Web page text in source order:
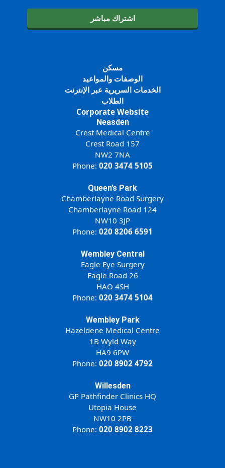
اشتراك مباشر
مسكن
الوصفات والمواعيد
الخدمات السريرية عبر الإنترنت
الطلاب
Corporate Website
Neasden
Crest Medical Centre
157 Crest Road
NW2 7NA
Phone: 020 3474 5105
Queen’s Park
Chamberlayne Road Surgery
124 Chamberlayne Road
NW10 3JP
Phone: 020 8206 6591
Wembley Central
Eagle Eye Surgery
26 Eagle Road
HAO 4SH
Phone: 020 3474 5104
Wembley Park
Hazeldene Medical Centre
1B Wyld Way
HA9 6PW
Phone: 020 8902 4792
Willesden
GP Pathfinder Clinics HQ
Utopia House
NW10 2PB
Phone: 020 8902 8223